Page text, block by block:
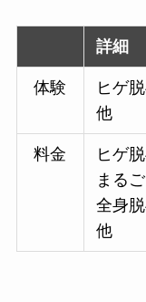
詳細
体験
ヒゲ
他
料金 ヒゲ
まる
全身
他